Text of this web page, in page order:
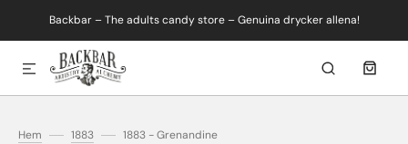
TO CONTENT
Backbar – The adults candy store – Genuina drycker allena!
Hem 1883 1883 - Grenandine